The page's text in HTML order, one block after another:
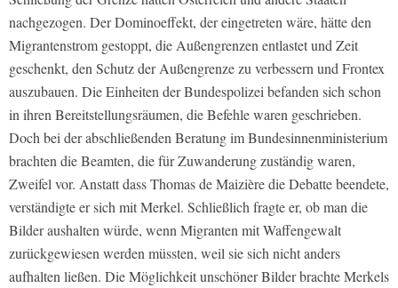
nachgezogen. Der Dominoeffekt, der eingetreten wäre, hätte den
Migrantenstrom gestoppt, die Außengrenzen entlastet und Zeit
geschenkt, den Schutz der Außengrenze zu verbessern und Frontex
auszubauen. Die Einheiten der Bundespolizei befanden sich schon
in ihren Bereitstellungsräumen, die Befehle waren geschrieben.
Doch bei der abschließenden Beratung im Bundesinnenministerium
brachten die Beamten, die für Zuwanderung zuständig waren,
Zweifel vor. Anstatt dass Thomas de Maizière die Debatte beendete,
verständigte er sich mit Merkel. Schließlich fragte er, ob man die
Bilder aushalten würde, wenn Migranten mit Waffengewalt
zurückgewiesen werden müssten, weil sie sich nicht anders
aufhalten ließen. Die Möglichkeit unschöner Bilder brachte Merkels